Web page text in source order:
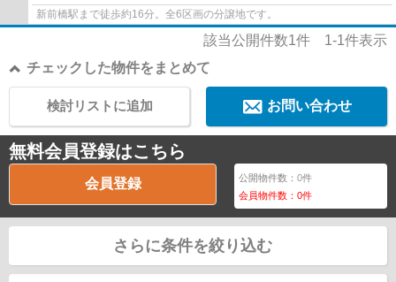
新前橋駅まで徒歩約16分。全6区画の分譲地です。
該当公開件数1件 1-1件表示
チェックした物件をまとめて
お問い合わせ
検討リストに追加
無料会員登録はこちら
会員登録 公開物件数：0件
会員物件数：0件
さらに条件を絞り込む